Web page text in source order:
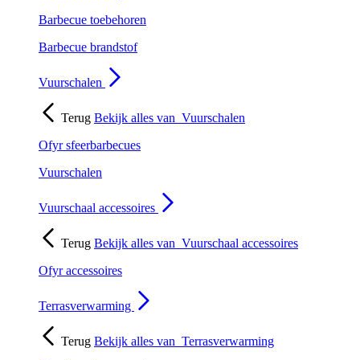
Barbecue toebehoren
Barbecue brandstof
Vuurschalen
Terug Bekijk alles van Vuurschalen
Ofyr sfeerbarbecues
Vuurschalen
Vuurschaal accessoires
Terug Bekijk alles van Vuurschaal accessoires
Ofyr accessoires
Terrasverwarming
Terug Bekijk alles van Terrasverwarming